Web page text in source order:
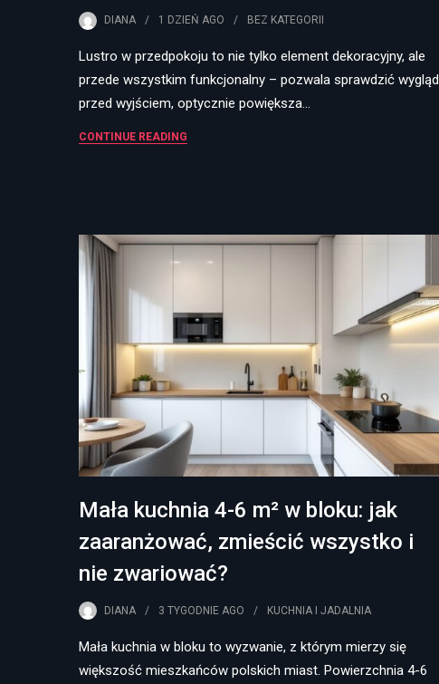
DIANA 1 DZIEŃ AGO BEZ KATEGORII
Lustro w przedpokoju to nie tylko element dekoracyjny, ale
przede wszystkim funkcjonalny – pozwala sprawdzić wygląd
przed wyjściem, optycznie powiększa…
CONTINUE READING
Mała kuchnia 4-6 m² w bloku: jak
zaaranżować, zmieścić wszystko i
nie zwariować?
DIANA 3 TYGODNIE AGO KUCHNIA I JADALNIA
Mała kuchnia w bloku to wyzwanie, z którym mierzy się
większość mieszkańców polskich miast. Powierzchnia 4-6